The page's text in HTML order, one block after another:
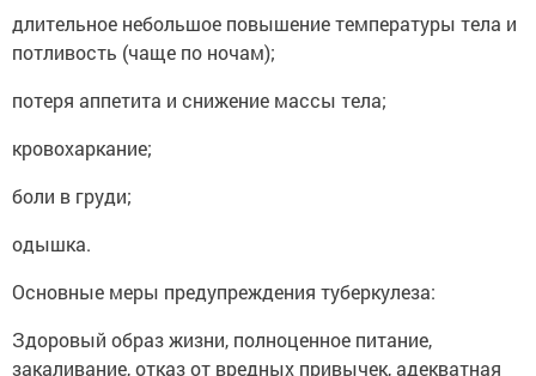
длительное небольшое повышение температуры тела и
потливость (чаще по ночам);
потеря аппетита и снижение массы тела;
кровохаркание;
боли в груди;
одышка.
Основные меры предупреждения туберкулеза:
Здоровый образ жизни, полноценное питание,
закаливание, отказ от вредных привычек, адекватная